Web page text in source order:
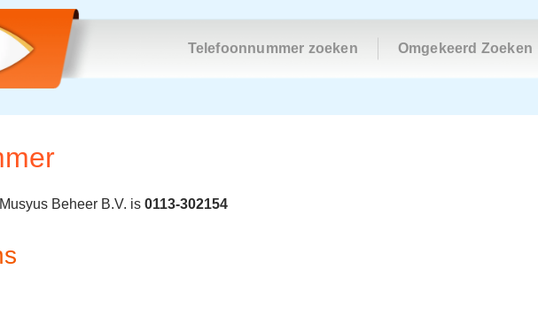
Telefoonnummer zoeken Omgekeerd Zoeken
Beheer B.V. is 0113-302154